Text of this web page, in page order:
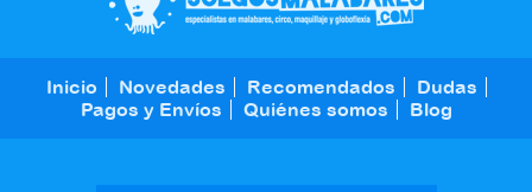
Inicio Novedades Recomendados
Dudas
Pagos y Envíos
Quiénes somos Blog